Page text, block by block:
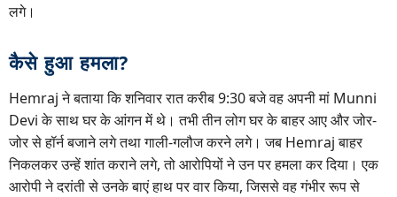
लगे।
कैसे हुआ हमला?
Hemraj ने बताया कि शनिवार रात करीब 9:30 बजे वह अपनी मां Munni
Devi के साथ घर के आंगन में थे। तभी तीन लोग घर के बाहर आए और जोर-
जोर से हॉर्न बजाने लगे तथा गाली-गलौज करने लगे। जब Hemraj बाहर
निकलकर उन्हें शांत कराने लगे, तो आरोपियों ने उन पर हमला कर दिया। एक
आरोपी ने दरांती से उनके बाएं हाथ पर वार किया, जिससे वह गंभीर रूप से